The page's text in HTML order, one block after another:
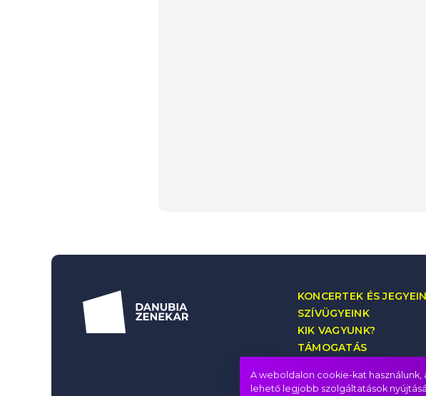
A weboldalon cookie-kat használunk,
lehető legjobb szolgáltatások
KONCERTEK ÉS
SZÍVÜGYEINK
KIK VAGYUNK?
TÁMOGATÁS